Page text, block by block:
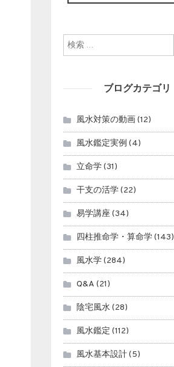
ブログカテゴリ
風水対策の動画 (12)
風水鑑定実例 (4)
立命学(31)
干支の活学(22)
易学講座(34)
四柱推命学・算命学(143)
風水学(284)
Q&A (21)
陰宅風水(28)
風水鑑定 (112)
風水基本設計(5)